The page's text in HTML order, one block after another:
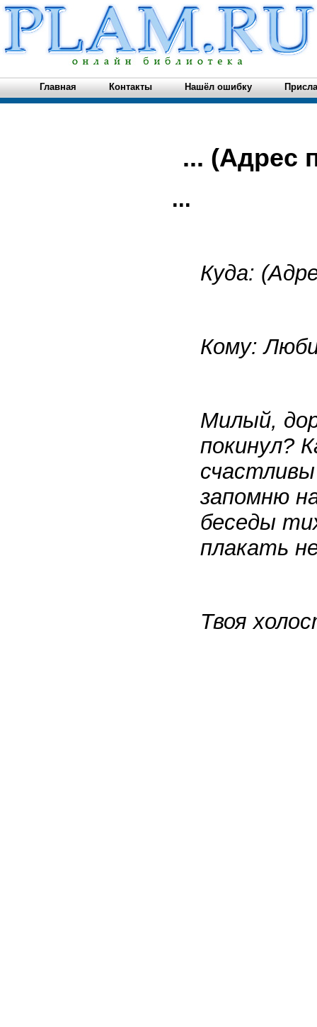
Главная Контакты Нашёл ошибку
... (Адрес
...
Куда:
Кому:
Милый,
покинул?
запомню
беседы
плакать
Твоя